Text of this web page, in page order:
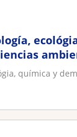
química y